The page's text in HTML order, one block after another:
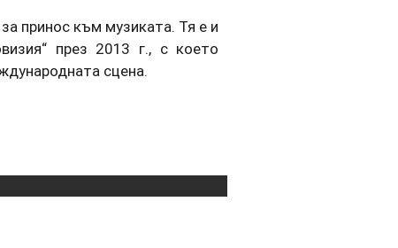
принос към музиката. Тя е и
през 2013 г., с което
сцена.